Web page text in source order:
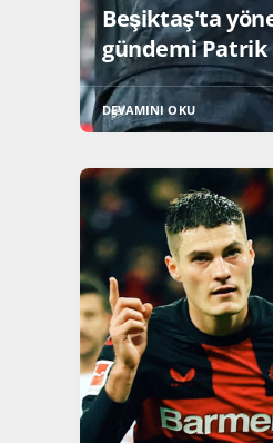
Beşiktaş'ta
gündemi Patrik
DEVAMINI OKU